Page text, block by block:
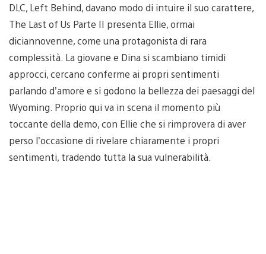
DLC, Left Behind, davano modo di intuire il suo carattere,
The Last of Us Parte II presenta Ellie, ormai
diciannovenne, come una protagonista di rara
complessità. La giovane e Dina si scambiano timidi
approcci, cercano conferme ai propri sentimenti
parlando d’amore e si godono la bellezza dei paesaggi del
Wyoming. Proprio qui va in scena il momento più
toccante della demo, con Ellie che si rimprovera di aver
perso l’occasione di rivelare chiaramente i propri
sentimenti, tradendo tutta la sua vulnerabilità.